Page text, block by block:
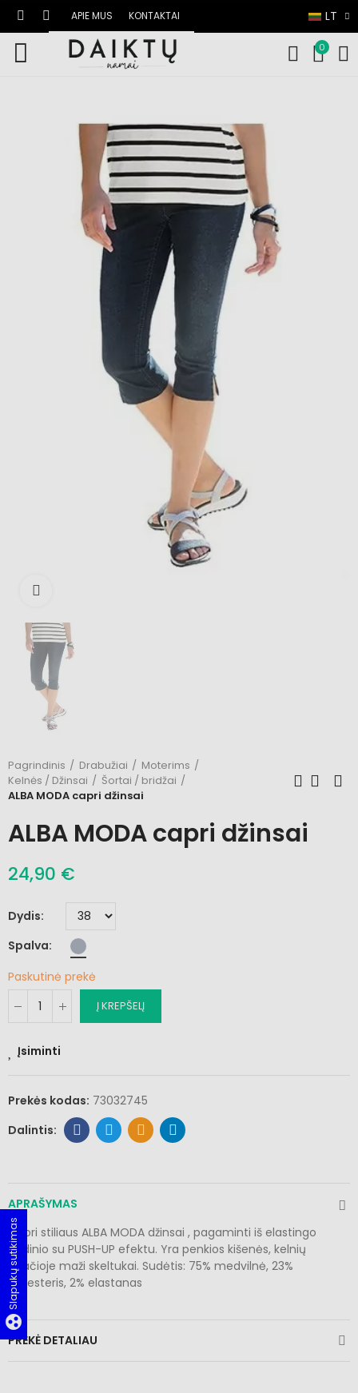
LT
APIE MUS KONTAKTAI
0
Pagrindinis Drabužiai
Moterims
Kelnės / Džinsai
Šortai / bridžai
ALBA MODA capri džinsai
ALBA MODA capri džinsai
24,90 €
Dydis
Spalva
Paskutinė prekė
Į KREPŠELĮ
Įsiminti
Prekės kodas: 73032745
APRAŠYMAS
Capri stiliaus ALBA MODA džinsai , pagaminti iš elastingo
audinio su PUSH-UP efektu. Yra penkios kišenės, kelnių
apačioje maži skeltukai. Sudėtis: 75% medvilnė, 23%
poliesteris, 2% elastanas
PREKĖ DETALIAU
group_work
Slapukų sutikimas